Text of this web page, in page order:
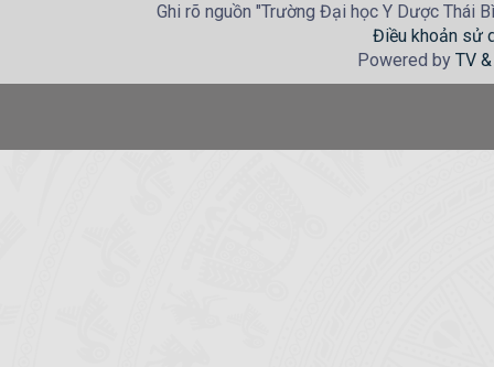
Ghi rõ nguồn "Trường Đại học Y Dược Thái
Điều khoản sử
Powered by TV